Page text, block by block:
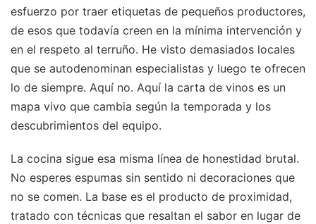
esfuerzo por traer etiquetas de pequeños productores,
de esos que todavía creen en la mínima intervención y
en el respeto al terruño. He visto demasiados locales
que se autodenominan especialistas y luego te ofrecen
lo de siempre. Aquí no. Aquí la carta de vinos es un
mapa vivo que cambia según la temporada y los
descubrimientos del equipo.
La cocina sigue esa misma línea de honestidad brutal.
No esperes espumas sin sentido ni decoraciones que
no se comen. La base es el producto de proximidad,
tratado con técnicas que resaltan el sabor en lugar de